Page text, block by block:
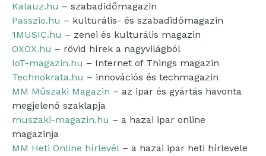
Kalauz.hu – szabadidőmagazin
Passzio.hu – kulturális- és szabadidőmagazin
1MUSIC.hu – zenei és kulturális magazin
OXOX.hu – rövid hírek a nagyvilágból
IoT-magazin.hu – Internet of Things magazin
Technokrata.hu – innovációs és techmagazin
MM Műszaki Magazin – az ipar és gyártás havonta
megjelenő szaklapja
muszaki-magazin.hu – a hazai ipar online
magazinja
MM Heti Online hírlevél – a hazai ipar heti hírlevele